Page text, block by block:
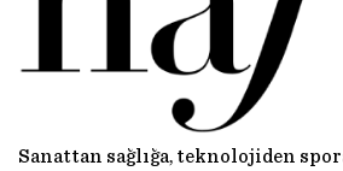
Sanattan sağlığa, teknolojiden